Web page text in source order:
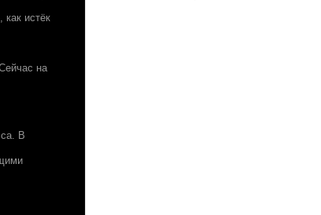
как истёк
на
В